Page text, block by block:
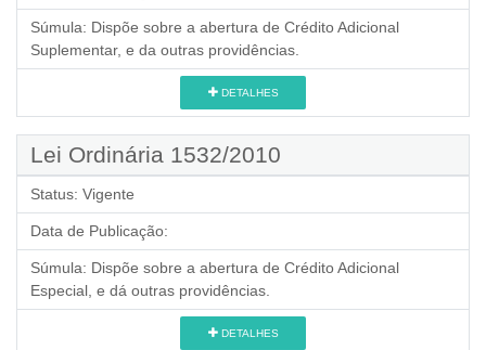
Súmula: Dispõe sobre a abertura de Crédito Adicional
Suplementar, e da outras providências.
DETALHES
Lei Ordinária 1532/2010
Status: Vigente
Data de Publicação:
Súmula: Dispõe sobre a abertura de Crédito Adicional
Especial, e dá outras providências.
DETALHES